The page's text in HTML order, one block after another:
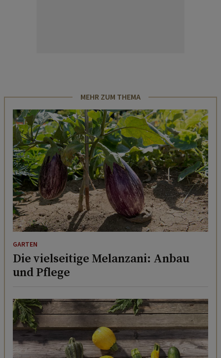
MEHR ZUM THEMA
GARTEN
Die vielseitige Melanzani: Anbau
und Pflege